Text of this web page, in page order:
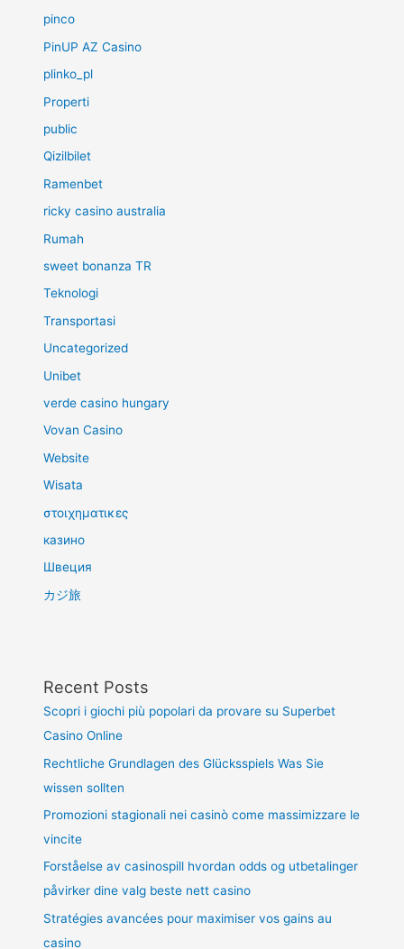
pinco
PinUP AZ Casino
plinko_pl
Properti
public
Qizilbilet
Ramenbet
ricky casino australia
Rumah
sweet bonanza TR
Teknologi
Transportasi
Uncategorized
Unibet
verde casino hungary
Vovan Casino
Website
Wisata
στοιχηματικες
казино
Швеция
カジ旅
Recent Posts
Scopri i giochi più popolari da provare su Superbet
Casino Online
Rechtliche Grundlagen des Glücksspiels Was Sie
wissen sollten
Promozioni stagionali nei casinò come massimizzare le
vincite
Forståelse av casinospill hvordan odds og utbetalinger
påvirker dine valg beste nett casino
Stratégies avancées pour maximiser vos gains au
casino